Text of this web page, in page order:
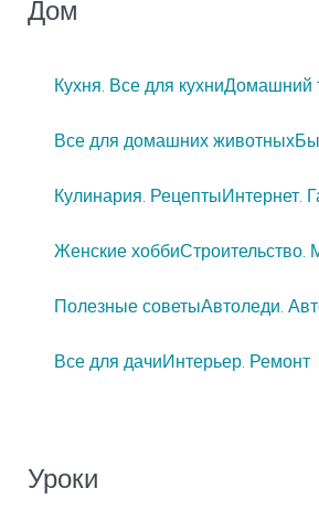
Дом
Кухня. Все для кухниДомашний
Все для домашних животных
Кулинария. РецептыИнтернет.
Женские хоббиСтроительство.
Полезные советыАвтоледи.
Все для дачиИнтерьер. Ремонт
Уроки